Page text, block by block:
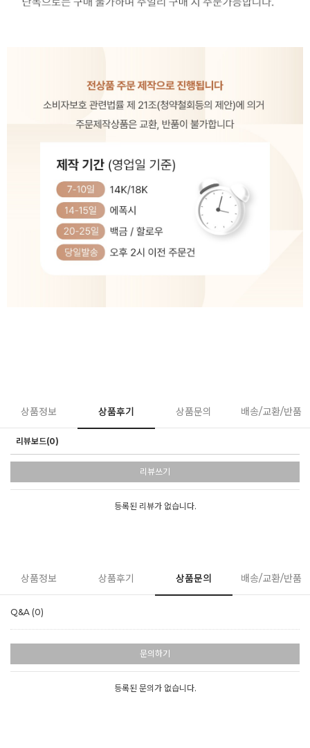
상품정보 상품후기 상품문의 배송/교환/반품
리뷰보드(0)
리뷰쓰기
등록된 리뷰가 없습니다.
상품정보 상품후기 상품문의 배송/교환/반품
Q&A (0)
문의하기
등록된 문의가 없습니다.